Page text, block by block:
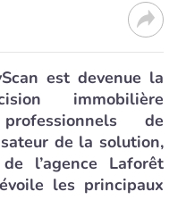
est devenue la
immobilière
de
de la solution,
l’agence Laforêt
les principaux